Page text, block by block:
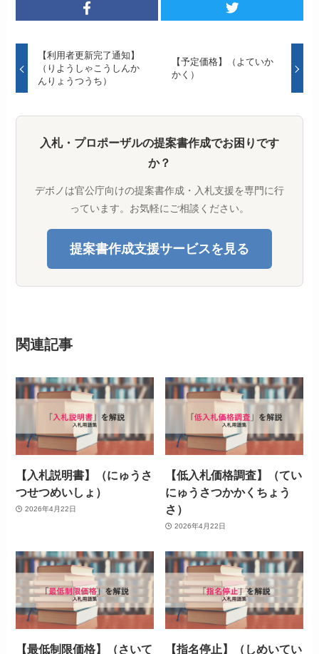
【利用者更新完了通知】
（りようしゃこうしんか
んりょうつうち）
【予定価格】（よていか
かく）
入札・プロポーザルの提案書作成でお困りです
か？
デボノは官公庁向けの提案書作成・入札支援を専門に行
っています。お気軽にご相談ください。
提案書作成支援サービスを見る
関連記事
【入札説明書】（にゅうさ
つせつめいしょ）
2026年4月22日
【低入札価格調査】（てい
にゅうさつかかくちょう
さ）
2026年4月22日
【最低制限価格】（さいて 【指名停止】（しめいてい